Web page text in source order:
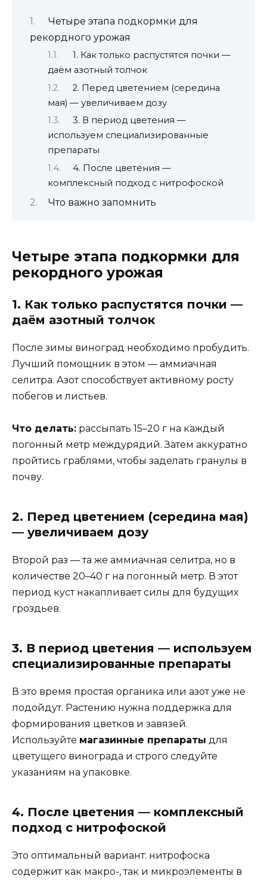
Четыре этапа подкормки для
рекордного урожая
1. Как только распустятся почки —
даём азотный толчок
2. Перед цветением (середина
мая) — увеличиваем дозу
3. В период цветения —
используем специализированные
препараты
4. После цветения —
комплексный подход с нитрофоской
Что важно запомнить
Четыре этапа подкормки для
рекордного урожая
1. Как только распустятся почки —
даём азотный толчок
После зимы виноград необходимо пробудить.
Лучший помощник в этом — аммиачная
селитра. Азот способствует активному росту
побегов и листьев.
Что делать: рассыпать 15–20 г на каждый
погонный метр междурядий. Затем аккуратно
пройтись граблями, чтобы заделать гранулы в
почву.
2. Перед цветением (середина мая)
— увеличиваем дозу
Второй раз — та же аммиачная селитра, но в
количестве 20–40 г на погонный метр. В этот
период куст накапливает силы для будущих
гроздьев.
3. В период цветения — используем
специализированные препараты
В это время простая органика или азот уже не
подойдут. Растению нужна поддержка для
формирования цветков и завязей.
Используйте магазинные препараты для
цветущего винограда и строго следуйте
указаниям на упаковке.
4. После цветения — комплексный
подход с нитрофоской
Это оптимальный вариант: нитрофоска
содержит как макро-, так и микроэлементы в